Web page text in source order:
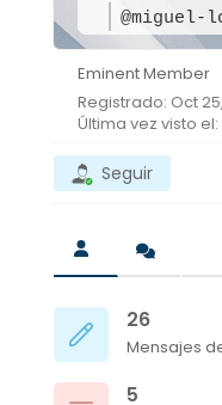
@miguel-
Eminent Member
Registrado: Oct
Última vez visto
Seguir
26
Mensajes
5